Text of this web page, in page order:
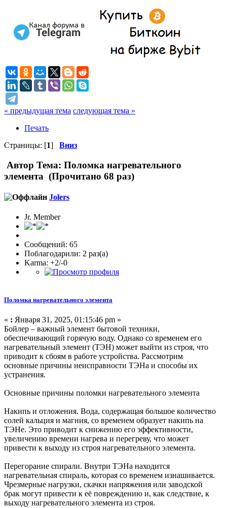
« предыдущая тема следующая тема »
Печать
Страницы: [1] Вниз
Автор Тема: Поломка нагревательного
элемента (Прочитано 68 раз)
Jolers
Jr. Member
Сообщений: 65
Поблагодарили: 2 раз(а)
Karma: +2/-0
Поломка нагревательного элемента
« : Января 31, 2025, 01:15:46 pm »
Бойлер – важный элемент бытовой техники,
обеспечивающий горячую воду. Однако со временем его
нагревательный элемент (ТЭН) может выйти из строя, что
приводит к сбоям в работе устройства. Рассмотрим
основные причины неисправности ТЭНа и способы их
устранения.
Основные причины поломки нагревательного элемента
Накипь и отложения. Вода, содержащая большое количество
солей кальция и магния, со временем образует накипь на
ТЭНе. Это приводит к снижению его эффективности,
увеличению времени нагрева и перегреву, что может
привести к выходу из строя нагревательного элемента.
Перегорание спирали. Внутри ТЭНа находится
нагревательная спираль, которая со временем изнашивается.
Чрезмерные нагрузки, скачки напряжения или заводской
брак могут привести к её повреждению и, как следствие, к
выходу нагревательного элемента из строя.